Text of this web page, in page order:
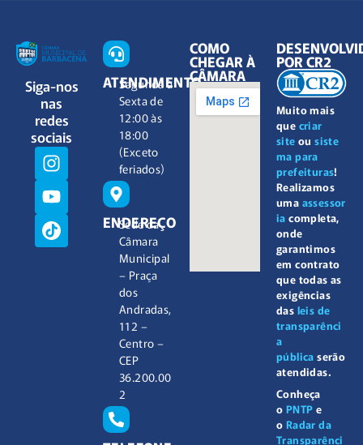
Siga-nos
nas
redes
sociais
ATENDIMENTO
Segunda à
Sexta de
12:00 às
18:00
(Exceto
feriados)
ENDEREÇO
Sede da
Câmara
Municipal
– Praça
dos
Andradas,
112 –
Centro –
CEP
36.200.00
2
COMO
CHEGAR À
CÂMARA
Muito mais
que criar
site ousiste
ma para
prefeituras!
Realizamos
uma assessor
ia completa,
onde
garantimos
em contrato
que todas as
exigências
das leis de
transparênci
a
pública serão
atendidas.
Conheça
o PNTP e
o Radar da
Transparênci
POR CR2